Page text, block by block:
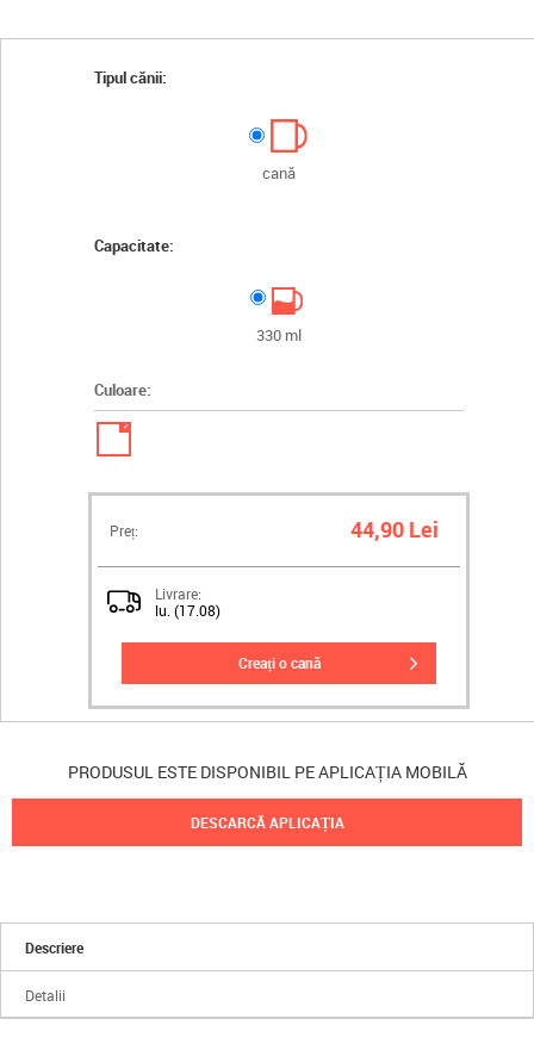
Tipul cănii:
cană
Capacitate:
330 ml
Culoare:
✓
Preț: 44,90 Lei
Livrare:
lu. (17.08)
creați o cană
PRODUSUL ESTE DISPONIBIL PE APLICAȚIA MOBILĂ
DESCARCĂ APLICAȚIA
Descriere
Detalii